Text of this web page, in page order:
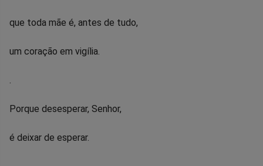
que toda mãe é, antes de tudo,
um coração em vigília.
Porque desesperar, Senhor,
é deixar de esperar.